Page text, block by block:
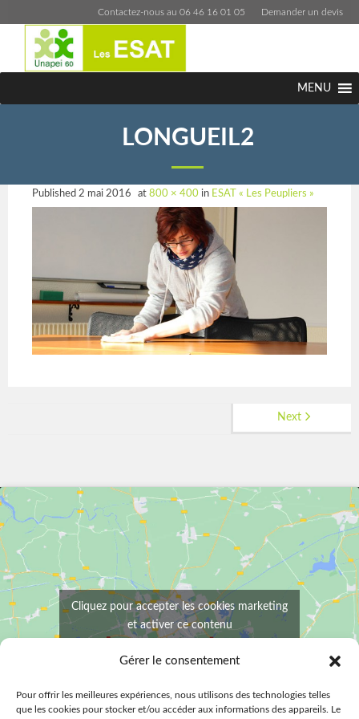
Gérer le consentement
Pour offrir les meilleures expériences, nous utilisons des technologies telles
que les cookies pour stocker et/ou accéder aux informations des appareils. Le
Contactez-nous au 06 46 16 01 05 Demander un devis
MENU
LONGUEIL2
Published 2 mai 2016 at 800 × 400 in ESAT « Les Peupliers »
Next
Cliquez pour accepter les cookies marketing
et activer ce contenu